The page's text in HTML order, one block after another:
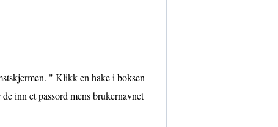
" Klikk en hake i boksen
inn et passord mens brukernavnet